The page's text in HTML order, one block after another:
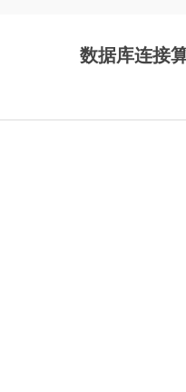
数据库连接